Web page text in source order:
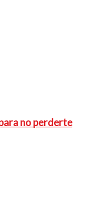
no perderte